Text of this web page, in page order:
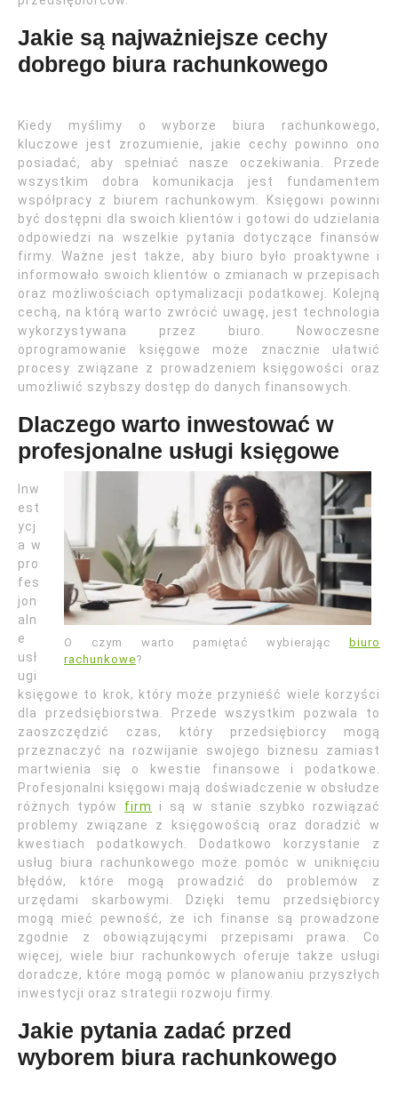
Jakie są najważniejsze cechy
dobrego biura rachunkowego
Kiedy myślimy o wyborze biura rachunkowego,
kluczowe jest zrozumienie, jakie cechy powinno ono
posiadać, aby spełniać nasze oczekiwania. Przede
wszystkim dobra komunikacja jest fundamentem
współpracy z biurem rachunkowym. Księgowi powinni
być dostępni dla swoich klientów i gotowi do udzielania
odpowiedzi na wszelkie pytania dotyczące finansów
firmy. Ważne jest także, aby biuro było proaktywne i
informowało swoich klientów o zmianach w przepisach
oraz możliwościach optymalizacji podatkowej. Kolejną
cechą, na którą warto zwrócić uwagę, jest technologia
wykorzystywana przez biuro. Nowoczesne
oprogramowanie księgowe może znacznie ułatwić
procesy związane z prowadzeniem księgowości oraz
umożliwić szybszy dostęp do danych finansowych.
Dlaczego warto inwestować w
profesjonalne usługi księgowe
O czym warto pamiętać wybierając
biuro
rachunkowe?
Inw
est
ycj
a w
pro
fes
jon
aln
e
usł
ugi
księgowe to krok, który może przynieść wiele korzyści
dla przedsiębiorstwa. Przede wszystkim pozwala to
zaoszczędzić czas, który przedsiębiorcy mogą
przeznaczyć na rozwijanie swojego biznesu zamiast
martwienia się o kwestie finansowe i podatkowe.
Profesjonalni księgowi mają doświadczenie w obsłudze
różnych typów firm
i są w stanie szybko rozwiązać
problemy związane z księgowością oraz doradzić w
kwestiach podatkowych. Dodatkowo korzystanie z
usług biura rachunkowego może pomóc w uniknięciu
błędów, które mogą prowadzić do problemów z
urzędami skarbowymi. Dzięki temu przedsiębiorcy
mogą mieć pewność, że ich finanse są prowadzone
zgodnie z obowiązującymi przepisami prawa. Co
więcej, wiele biur rachunkowych oferuje także usługi
doradcze, które mogą pomóc w planowaniu przyszłych
inwestycji oraz strategii rozwoju firmy.
Jakie pytania zadać przed
wyborem biura rachunkowego